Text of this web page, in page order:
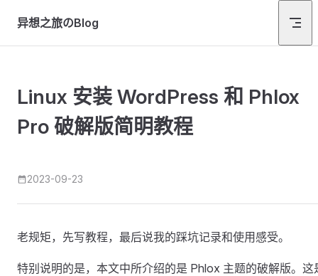
Skip to content
异想之旅のBlog
Linux 安装 WordPress 和 Phlox
Pro 破解版简明教程
2023-09-23
老规矩，先写教程，最后说我的踩坑记录和使用感受。
特别说明的是，本文中所介绍的是 Phlox 主题的破解版。这